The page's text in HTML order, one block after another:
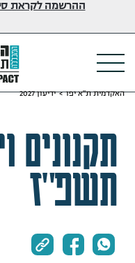
ההרשמה לקראת סיום | 80% הנחה
האקדמית ת"א יפו>ידיעון 2027
תקנונים
תשפ"ז